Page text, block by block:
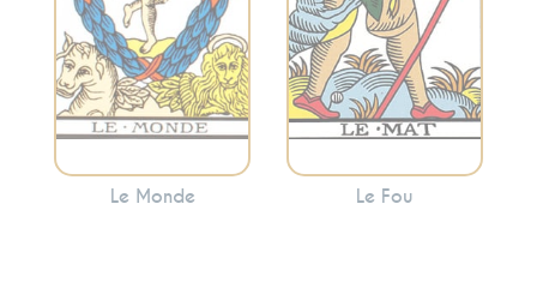
étape importante
de votre voyage.
Le Monde
départ, le potentiel
et l’exploration.
Le Fou